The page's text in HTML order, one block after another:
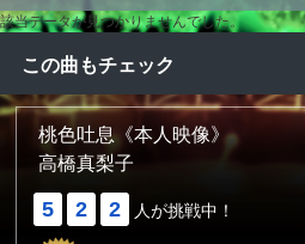
該当データが見つかりませんでした。
この曲もチェック
桃色吐息《本人映像》
高橋真梨子
5 2 2 人が挑戦中！